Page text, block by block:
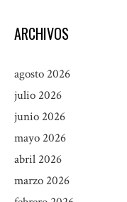
ARCHIVOS
agosto 2026
julio 2026
junio 2026
mayo 2026
abril 2026
marzo 2026